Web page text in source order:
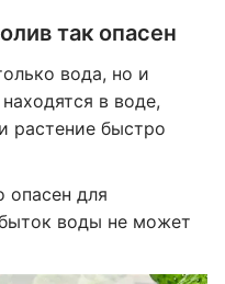
так опасен
вода, но и
в воде,
растение быстро
опасен для
воды не может